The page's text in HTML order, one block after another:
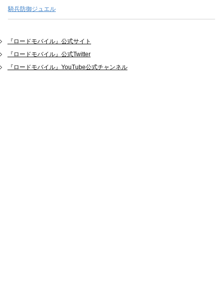
騎兵防御ジュエル
『ロードモバイル』公式サイト
『ロードモバイル』公式Twitter
『ロードモバイル』YouTube公式チャンネル